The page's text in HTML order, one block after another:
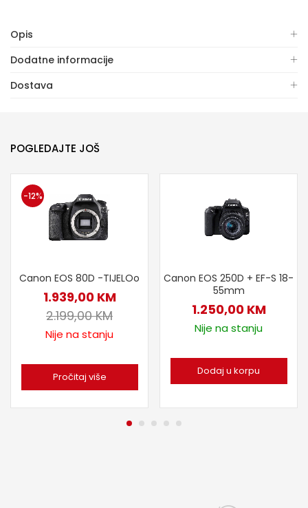
Opis
Dodatne informacije
Dostava
POGLEDAJTE JOŠ
-12%
Canon EOS 80D -TIJELOo
1.939,00 KM
2.199,00KM
Nije na stanju
Pročitaj više
Canon EOS 250D + EF-S 18-
55mm
1.250,00 KM
Nije na stanju
Dodaj u korpu